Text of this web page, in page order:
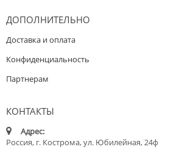
ДОПОЛНИТЕЛЬНО
Доставка и оплата
Конфиденциальность
Партнерам
КОНТАКТЫ
Адрес:
Россия, г. Кострома, ул. Юбилейная, 24ф